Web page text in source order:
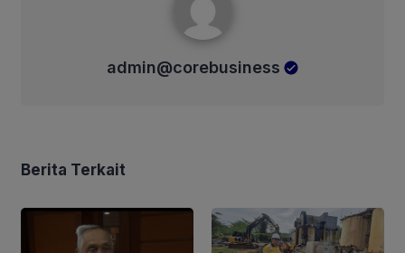
admin@corebusiness
Berita Terkait